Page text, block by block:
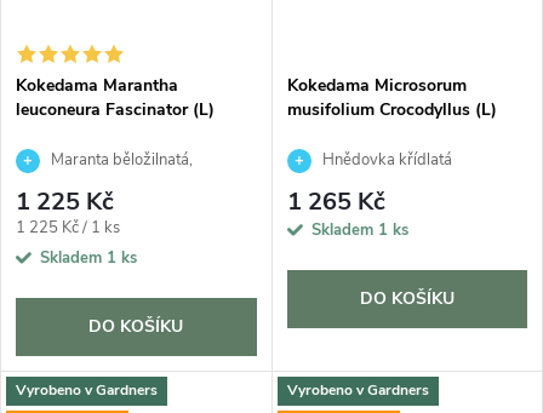
Kokedama Marantha
leuconeura Fascinator (L)
Maranta běložilnatá,
Modlivka
1 225 Kč
Měrná
cena:
1 225 Kč / 1 ks
Skladem 1 ks
DO KOŠÍKU
Kokedama Microsorum
musifolium Crocodyllus (L)
Hnědovka křídlatá
1 265 Kč
Skladem 1 ks
DO KOŠÍKU
Vyrobeno v Gardners
Vyrobeno v Gardners